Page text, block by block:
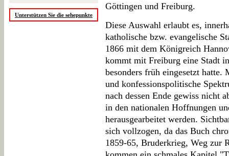
Unterstützen Sie die sehepunkte
Göttingen und Freiburg.
Diese Auswahl erlaubt es,
katholische bzw. evangelische
1866 mit dem Königreich
kommt mit Freiburg eine Stadt
besonders früh eingesetzt
und konfessionspolitische
nach dessen Ende gewiss nicht
in den nationalen Hoffnungen
herausgearbeitet werden.
sich vollzogen, da das Buch
1859-65, Bruderkrieg, Weg zur